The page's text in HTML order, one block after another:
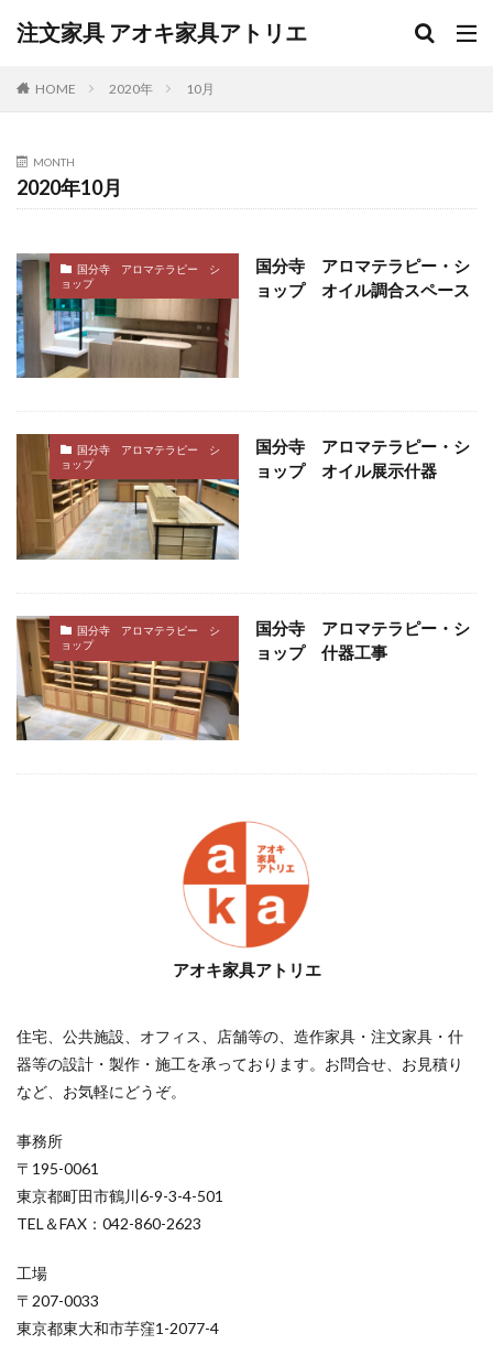
注文家具 アオキ家具アトリエ
HOME 2020年 10月
MONTH
2020年10月
国分寺 アロマテラピー シ
ョップ
国分寺 アロマテラピー・シ
ョップ オイル調合スペース
国分寺 アロマテラピー シ
ョップ
国分寺 アロマテラピー・シ
ョップ オイル展示什器
国分寺 アロマテラピー シ
ョップ
国分寺 アロマテラピー・シ
ョップ 什器工事
アオキ家具アトリエ
住宅、公共施設、オフィス、店舗等の、造作家具・注文家具・什
器等の設計・製作・施工を承っております。お問合せ、お見積り
など、お気軽にどうぞ。
事務所
〒195-0061
東京都町田市鶴川6-9-3-4-501
TEL＆FAX：042-860-2623
工場
〒207-0033
東京都東大和市芋窪1-2077-4